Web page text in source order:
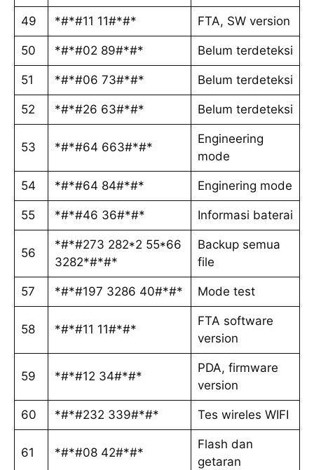
49 *#*#11 11#*#* FTA, SW version
50 *#*#02 89#*#* Belum terdeteksi
51 *#*#06 73#*#* Belum terdeteksi
52 *#*#26 63#*#* Belum terdeteksi
53 *#*#64 663#*#*
Engineering
mode
54 *#*#64 84#*#* Enginering mode
55 *#*#46 36#*#* Informasi baterai
56
*#*#273 282*2 55*66
3282*#*#*
Backup semua
file
57 *#*#197 3286 40#*#* Mode test
58 *#*#11 11#*#*
FTA software
version
59 *#*#12 34#*#*
PDA, firmware
version
60 *#*#232 339#*#* Tes wireles WIFI
61 *#*#08 42#*#*
Flash dan
getaran